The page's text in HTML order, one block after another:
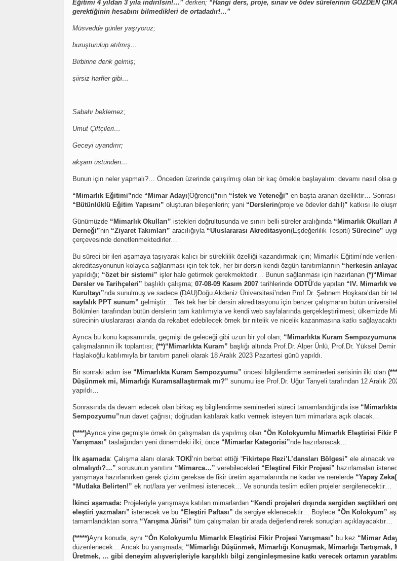
Eğitimi 4 yıldan 3 yıla indirilsin!…” derken; “Hangi ders, proje, sınav ve ödev sürelerinin GÖZDEN
gerektiğinin hesabını bilmedikleri de ortadadır!…”
Müsvedde günler yaşıyoruz;
buruşturulup atılmış…
Birbirine denk gelmiş;
şiirsiz harfler gibi…
Sabahı beklemez;
Umut Çiftçileri…
Geceyi uyandırır;
akşam üstünden…
Bunun için neler yapmalı?… Önceden üzerinde çalışılmış olan bir kaç örnekle başlayalım: devamı nasıl olsa
“Mimarlık Eğitimi”nde “Mimar Adayı(Öğrenci)”nın “İstek ve Yeteneği” en başta aranan özelliktir… Sonrası
“Bütünlüklü Eğitim Yapısını” oluşturan bileşenlerin; yani “Derslerin(proje ve ödevler dahil)” katkısı ile
Günümüzde “Mimarlık Okulları” istekleri doğrultusunda ve sınırı belli süreler aralığında “Mimarlık Okulları
Derneği”nin “Ziyaret Takımları” aracılığıyla “Uluslararası Akreditasyon(Eşdeğerlilik Tespiti) Sürecine”
çerçevesinde denetlenmektedirler…
Bu süreci bir ileri aşamaya taşıyarak kalıcı bir süreklilik özelliği kazandırmak için; Mimarlık Eğitimi’nde verilen
akreditasyonunun kolayca sağlanması için tek tek, her bir dersin kendi özgün tanıtımlarının “herkesin
yapıldığı; “özet bir sistemi” işler hale getirmek gerekmektedir… Bunun sağlanması için hazırlanan
Dersler ve Tarihçeleri” başlıklı çalışma; 07-08-09 Kasım 2007 tarihlerinde ODTÜ’de yapılan “IV. Mimarlık
Kurultayı”nda sunulmuş ve sadece (DAU)Doğu Akdeniz Üniversitesi’nden Prof.Dr. Şebnem Hoşkara’dan bir
sayfalık PPT sunum” gelmiştir… Tek tek her bir dersin akreditasyonu için benzer çalışmanın bütün
Bölümleri tarafından bütün derslerin tam katılımıyla ve kendi web sayfalarında gerçekleştirilmesi; ülkemizde
sürecinin uluslararası alanda da rekabet edebilecek örnek bir nitelik ve nicelik kazanmasına katkı
Ayrıca bu konu kapsamında, geçmişi de geleceği gibi uzun bir yol olan; “Mimarlıkta Kuram
çalışmalarının ilk toplantısı; (**)“Mimarlıkta Kuram” başlığı altında Prof.Dr. Alper Ünlü, Prof.Dr. Yüksel
Haşlakoğlu katılımıyla bir tanıtım paneli olarak 18 Aralık 2023 Pazartesi günü yapıldı.
Bir sonraki adım ise “Mimarlıkta Kuram Sempozyumu” öncesi bilgilendirme seminerleri serisinin ilki olan
Düşünmek mi, Mimarlığı Kuramsallaştırmak mı?” sunumu ise Prof.Dr. Uğur Tanyeli tarafından 12 Aralık
yapıldı…
Sonrasında da devam edecek olan birkaç eş bilgilendirme seminerleri süreci tamamlandığında ise
Sempozyumu”nun davet çağrısı; doğrudan katılarak katkı vermek isteyen tüm mimarlara açık olacak…
(****)Ayrıca yine geçmişte örnek ön çalışmaları da yapılmış olan “Ön Kolokyumlu Mimarlık Eleştirisi Fikir
Yarışması” taslağından yeni dönemdeki ilki; önce “Mimarlar Kategorisi”nde hazırlanacak…
İlk aşamada: Çalışma alanı olarak TOKİ ’nin berbat ettiği “Fikirtepe Rezi’L’dansları Bölgesi” ele alınacak ve
olmalıydı?…” sorusunun yanıtını “Mimarca…” verebilecekleri “Eleştirel Fikir Projesi” hazırlamaları
yarışmaya hazırlanırken gerek çizim gerekse de fikir üretim aşamalarında ne kadar ve nerelerde “Yapay
“Mutlaka Belirten!” ek not/lara yer verilmesi istenecek… Ve sonunda teslim edilen projeler sergilenecektir…
İkinci aşamada: Projeleriyle yarışmaya katılan mimarlardan “Kendi projeleri dışında sergiden seçtikleri
eleştiri yazmaları” istenecek ve bu “Eleştiri Paftası” da sergiye eklenecektir… Böylece “Ön Kolokyum”
tamamlandıktan sonra “Yarışma Jürisi” tüm çalışmaları bir arada değerlendirerek sonuçları açıklayacaktır…
(*****)Aynı konuda, aynı “Ön Kolokyumlu Mimarlık Eleştirisi Fikir Projesi Yarışması” bu kez “Mimar
düzenlenecek… Ancak bu yarışmada; “Mimarlığı Düşünmek, Mimarlığı Konuşmak, Mimarlığı Tartışmak,
Üretmek, … gibi deneyim alışverişleriyle karşılıklı bilgi zenginleşmesine katkı verecek ortamın